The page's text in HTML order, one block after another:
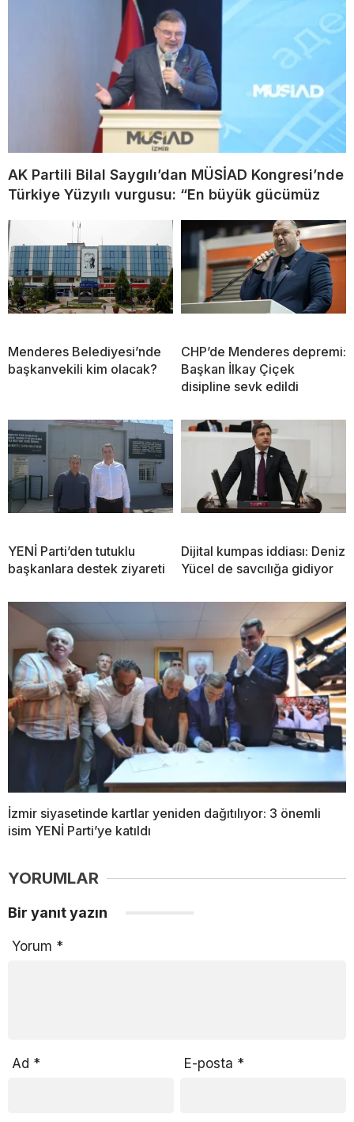
AK Partili Bilal Saygılı’dan MÜSİAD Kongresi’nde
Türkiye Yüzyılı vurgusu: “En büyük gücümüz
Menderes Belediyesi’nde
başkanvekili kim olacak?
CHP’de Menderes depremi:
Başkan İlkay Çiçek
disipline sevk edildi
YENİ Parti’den tutuklu
başkanlara destek ziyareti
Dijital kumpas iddiası: Deniz
Yücel de savcılığa gidiyor
İzmir siyasetinde kartlar yeniden dağıtılıyor: 3 önemli
isim YENİ Parti’ye katıldı
YORUMLAR
Bir yanıt yazın
Yorum *
Ad * E-posta *